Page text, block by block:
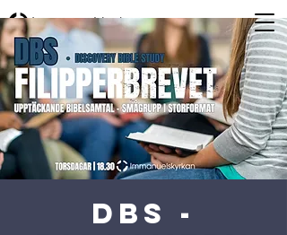
DBS -